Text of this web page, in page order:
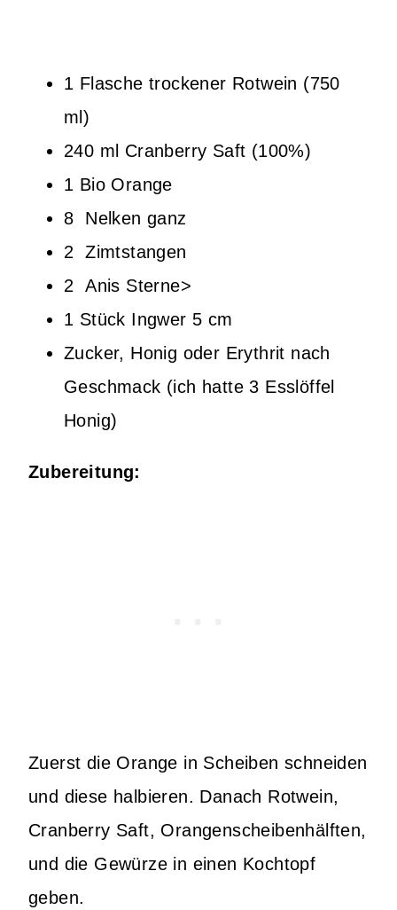
1 Flasche trockener Rotwein (750
ml)
240 ml Cranberry Saft (100%)
1 Bio Orange
8 Nelken ganz
2 Zimtstangen
2 Anis Sterne>
1 Stück Ingwer 5 cm
Zucker, Honig oder Erythrit nach
Geschmack (ich hatte 3 Esslöffel
Honig)
Zubereitung:
Zuerst die Orange in Scheiben schneiden
und diese halbieren. Danach Rotwein,
Cranberry Saft, Orangenscheibenhälften,
und die Gewürze in einen Kochtopf
geben.